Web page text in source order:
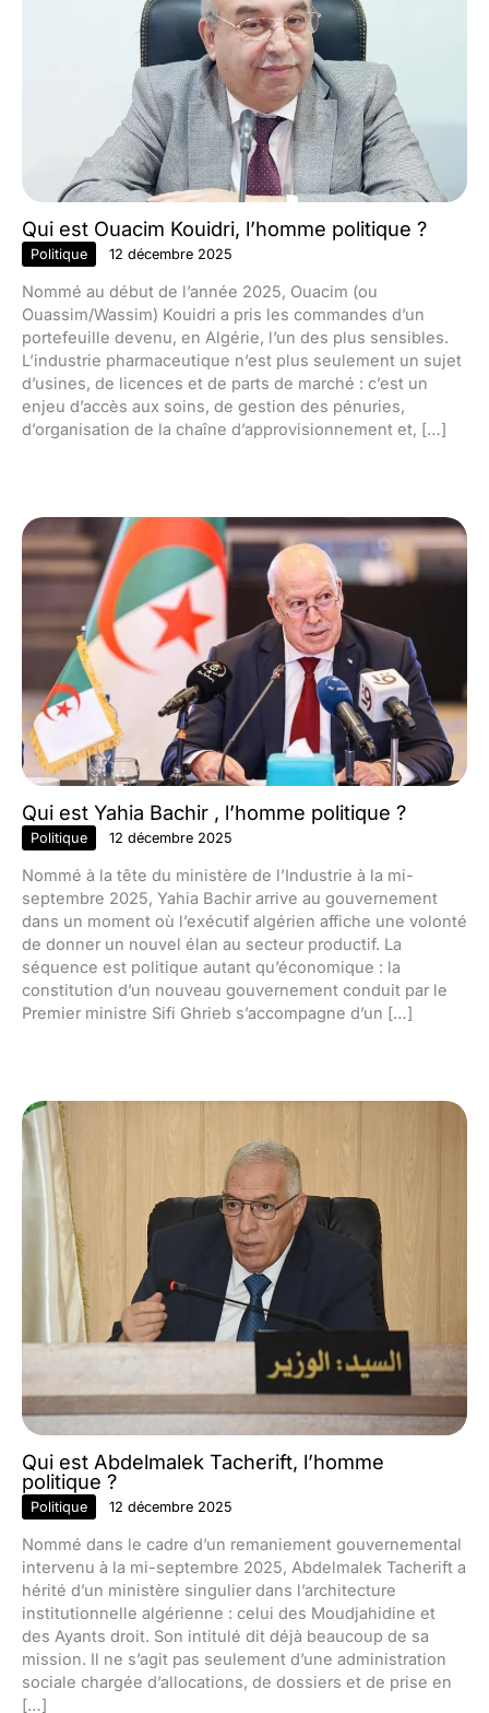
Qui est Ouacim Kouidri, l’homme politique ?
Politique 12 décembre 2025
Nommé au début de l’année 2025, Ouacim (ou
Ouassim/Wassim) Kouidri a pris les commandes d’un
portefeuille devenu, en Algérie, l’un des plus sensibles.
L’industrie pharmaceutique n’est plus seulement un sujet
d’usines, de licences et de parts de marché : c’est un
enjeu d’accès aux soins, de gestion des pénuries,
d’organisation de la chaîne d’approvisionnement et, […]
Qui est Yahia Bachir , l’homme politique ?
Politique 12 décembre 2025
Nommé à la tête du ministère de l’Industrie à la mi-
septembre 2025, Yahia Bachir arrive au gouvernement
dans un moment où l’exécutif algérien affiche une volonté
de donner un nouvel élan au secteur productif. La
séquence est politique autant qu’économique : la
constitution d’un nouveau gouvernement conduit par le
Premier ministre Sifi Ghrieb s’accompagne d’un […]
Qui est Abdelmalek Tacherift, l’homme
politique ?
Politique 12 décembre 2025
Nommé dans le cadre d’un remaniement gouvernemental
intervenu à la mi-septembre 2025, Abdelmalek Tacherift a
hérité d’un ministère singulier dans l’architecture
institutionnelle algérienne : celui des Moudjahidine et
des Ayants droit. Son intitulé dit déjà beaucoup de sa
mission. Il ne s’agit pas seulement d’une administration
sociale chargée d’allocations, de dossiers et de prise en
[…]